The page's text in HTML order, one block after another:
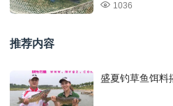
1036
推荐内容
盛夏钓草鱼饵料